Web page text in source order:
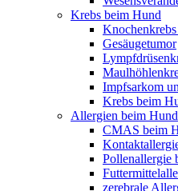
Krebs beim Hund
Gesäugetumor
Impfsarkom
Krebs beim
Allergien beim Hund
CMAS beim
Pollenallergie
zerebrale